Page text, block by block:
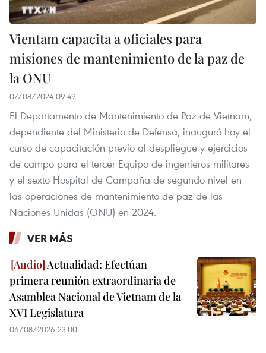
Vientam capacita a oficiales para
misiones de mantenimiento de la paz de
la ONU
07/08/2024 09:49
El Departamento de Mantenimiento de Paz de Vietnam,
dependiente del Ministerio de Defensa, inauguró hoy el
curso de capacitación previo al despliegue y ejercicios
de campo para el tercer Equipo de ingenieros militares
y el sexto Hospital de Campaña de segundo nivel en
las operaciones de mantenimiento de paz de las
Naciones Unidas (ONU) en 2024.
VER MÁS
Actualidad: Efectúan
primera reunión extraordinaria de
Asamblea Nacional de Vietnam de la
XVI Legislatura
06/08/2026 23:00